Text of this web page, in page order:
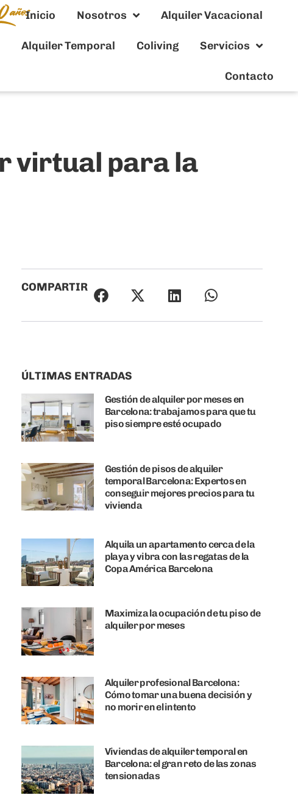
Inicio Nosotros Alquiler Vacacional
Alquiler Temporal Coliving Servicios
Contacto
virtual para la
COMPARTIR
ÚLTIMAS ENTRADAS
Gestión de alquiler por meses en
Barcelona: trabajamos para que tu
piso siempre esté ocupado
Gestión de pisos de alquiler
temporal Barcelona: Expertos en
conseguir mejores precios para tu
vivienda
Alquila un apartamento cerca de la
playa y vibra con las regatas de la
Copa América Barcelona
Maximiza la ocupación de tu piso de
alquiler por meses
Alquiler profesional Barcelona:
Cómo tomar una buena decisión y
no morir en el intento
Viviendas de alquiler temporal en
Barcelona: el gran reto de las zonas
tensionadas